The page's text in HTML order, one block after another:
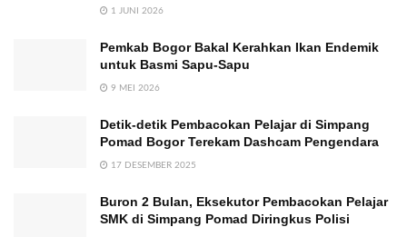
1 JUNI 2026
Pemkab Bogor Bakal Kerahkan Ikan Endemik
untuk Basmi Sapu-Sapu
9 MEI 2026
Detik-detik Pembacokan Pelajar di Simpang
Pomad Bogor Terekam Dashcam Pengendara
17 DESEMBER 2025
Buron 2 Bulan, Eksekutor Pembacokan Pelajar
SMK di Simpang Pomad Diringkus Polisi